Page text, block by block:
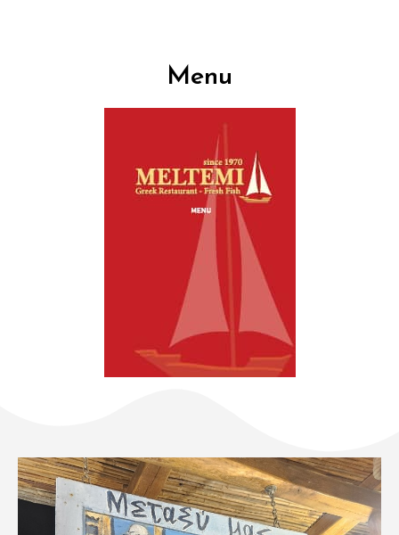
Menu